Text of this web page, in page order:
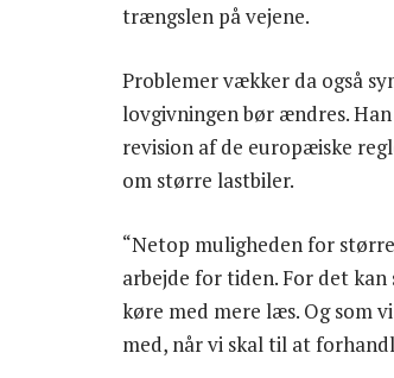
trængslen på vejene.
Problemer vækker da også
lovgivningen bør ændres.
revision af de europæiske
om større lastbiler.
“Netop muligheden for
arbejde for tiden. For det
køre med mere læs. Og som
med, når vi skal til at